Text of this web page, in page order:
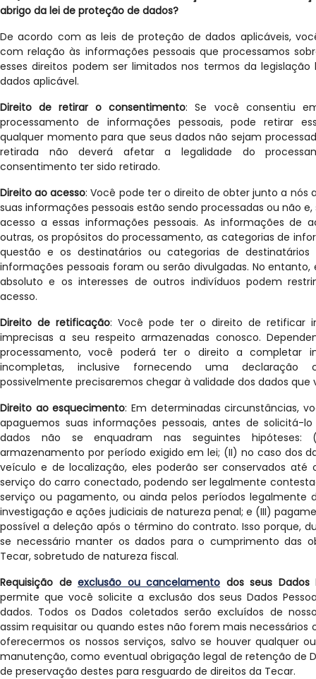
abrigo da lei de proteção de dados?
De acordo com as leis de proteção de dados aplicáveis,
com relação às informações pessoais que processamos
esses direitos podem ser limitados nos termos da
dados aplicável.
Direito de retirar o consentimento: Se você consentiu
processamento de informações pessoais, pode retirar
qualquer momento para que seus dados não sejam
retirada não deverá afetar a legalidade do
consentimento ter sido retirado.
Direito ao acesso: Você pode ter o direito de obter junto a nós
suas informações pessoais estão sendo processadas ou não
acesso a essas informações pessoais. As informações de
outras, os propósitos do processamento, as categorias de
questão e os destinatários ou categorias de destinatários
informações pessoais foram ou serão divulgadas. No
absoluto e os interesses de outros indivíduos podem
acesso.
Direito de retificação: Você pode ter o direito de retificar
imprecisas a seu respeito armazenadas conosco.
processamento, você poderá ter o direito a completar
incompletas, inclusive fornecendo uma declaração
possivelmente precisaremos chegar à validade dos dados que
Direito ao esquecimento: Em determinadas circunstâncias,
apaguemos suas informações pessoais, antes de solicitá-
dados não se enquadram nas seguintes hipóteses:
armazenamento por período exigido em lei; (II) no caso dos
veículo e de localização, eles poderão ser conservados
serviço do carro conectado, podendo ser legalmente
serviço ou pagamento, ou ainda pelos períodos legalmente
investigação e ações judiciais de natureza penal; e (III)
possível a deleção após o término do contrato. Isso porque,
se necessário manter os dados para o cumprimento das
Tecar, sobretudo de natureza fiscal.
Requisição de exclusão ou cancelamento dos seus Dados
permite que você solicite a exclusão dos seus Dados
dados. Todos os Dados coletados serão excluídos de
assim requisitar ou quando estes não forem mais necessários
oferecermos os nossos serviços, salvo se houver qualquer
manutenção, como eventual obrigação legal de retenção de
de preservação destes para resguardo de direitos da Tecar.